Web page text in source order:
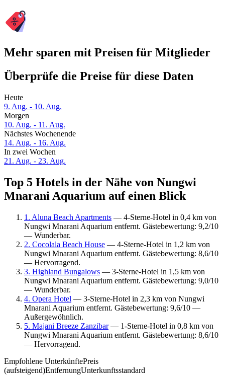
Mehr sparen mit Preisen für Mitglieder
Überprüfe die Preise für diese Daten
Heute
9. Aug. - 10. Aug.
Morgen
10. Aug. - 11. Aug.
Nächstes Wochenende
14. Aug. - 16. Aug.
In zwei Wochen
21. Aug. - 23. Aug.
Top 5 Hotels in der Nähe von Nungwi
Mnarani Aquarium auf einen Blick
1. Aluna Beach Apartments — 4-Sterne-Hotel in 0,4 km von
Nungwi Mnarani Aquarium entfernt. Gästebewertung: 9,2/10
— Wunderbar.
2. Cocolala Beach House — 4-Sterne-Hotel in 1,2 km von
Nungwi Mnarani Aquarium entfernt. Gästebewertung: 8,6/10
— Hervorragend.
3. Highland Bungalows — 3-Sterne-Hotel in 1,5 km von
Nungwi Mnarani Aquarium entfernt. Gästebewertung: 9,0/10
— Wunderbar.
4. Opera Hotel — 3-Sterne-Hotel in 2,3 km von Nungwi
Mnarani Aquarium entfernt. Gästebewertung: 9,6/10 —
Außergewöhnlich.
5. Majani Breeze Zanzibar— 1-Sterne-Hotel in 0,8 km von
Nungwi Mnarani Aquarium entfernt. Gästebewertung: 8,6/10
— Hervorragend.
Empfohlene UnterkünftePreis
(aufsteigend)EntfernungUnterkunftsstandard